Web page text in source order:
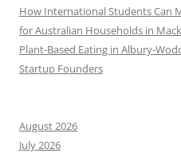
How International Students Can
for Australian Households in
Plant-Based Eating in Albury-
Startup Founders
August 2026
July 2026